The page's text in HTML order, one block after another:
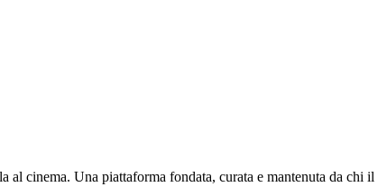
cinema. Una piattaforma fondata, curata e mantenuta da chi il